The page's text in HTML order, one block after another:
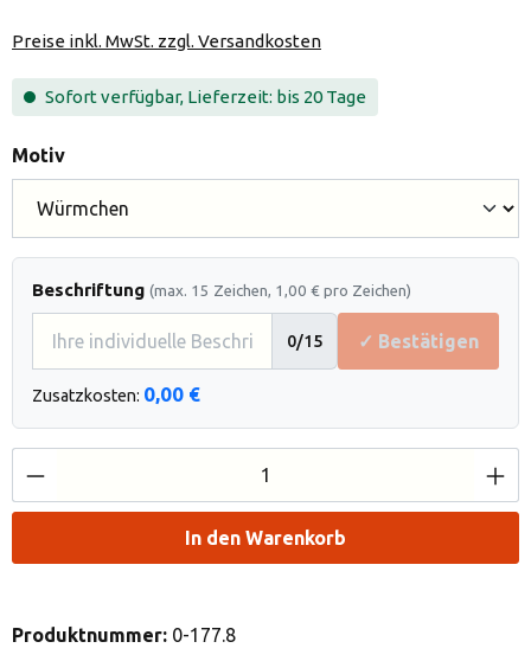
Preise inkl. MwSt. zzgl. Versandkosten
Sofort verfügbar, Lieferzeit: bis 20 Tage
Motivauswählen
Beschriftung (max. 15 Zeichen, 1,00 € pro Zeichen)
0/15 ✓ Bestätigen
Zusatzkosten: 0,00 €
Produkt Anzahl: Gib den gewünschten
In den Warenkorb
Produktnummer: 0-177.8